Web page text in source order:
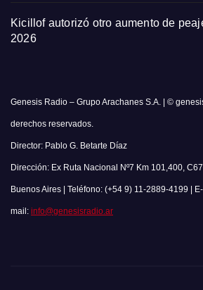
Kicillof autorizó otro aumento de
2026
Genesis Radio – Grupo Arachanes S.A. | ©
derechos reservados.
Director: Pablo G. Betarte Díaz
Dirección: Ex Ruta Nacional Nº7 Km 101,400,
Buenos Aires | Teléfono: (+54 9) 11-2889-4199 | E-
mail: info@genesisradio.ar